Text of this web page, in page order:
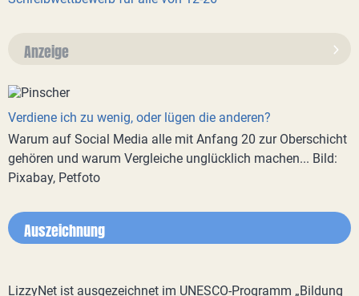
Anzeige
Verdiene ich zu wenig, oder lügen die anderen?
Warum auf Social Media alle mit Anfang 20 zur Oberschicht
gehören und warum Vergleiche unglücklich machen... Bild:
Pixabay, Petfoto
Auszeichnung
LizzyNet ist ausgezeichnet im UNESCO-Programm „Bildung